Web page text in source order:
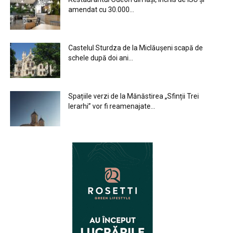
amendat cu 30.000...
Castelul Sturdza de la Miclăușeni scapă de
schele după doi ani...
Spațiile verzi de la Mănăstirea „Sfinții Trei
Ierarhi” vor fi reamenajate...